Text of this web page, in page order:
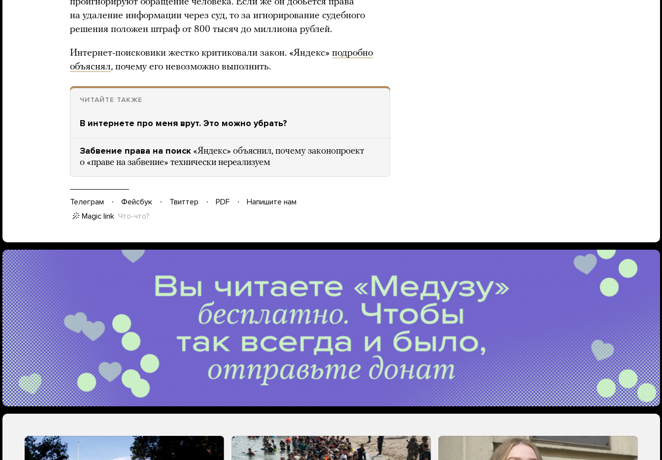
проигнорируют обращение человека. Если же он добьется права
на удаление информации через суд, то за игнорирование судебного
решения положен штраф от 800 тысяч до миллиона рублей.
Интернет-поисковики жестко критиковали закон. «Яндекс» подробно
объяснял, почему его невозможно выполнить.
ЧИТАЙТЕ ТАКЖЕ
В интернете про меня врут. Это можно убрать?
Забвение права на поиск «Яндекс» объяснил, почему законопроект
о «праве на забвение» технически нереализуем
Телеграм Фейсбук Твиттер PDF
Напишите нам
Magic link Что-что?